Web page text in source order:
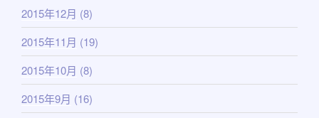
2015年12月 (8)
2015年11月 (19)
2015年10月 (8)
2015年9月 (16)